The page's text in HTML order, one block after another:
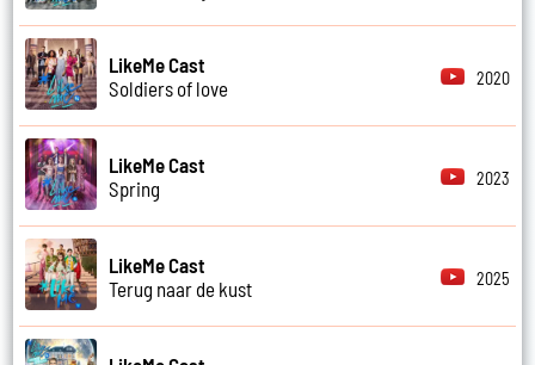
LikeMe Cast
Soldiers of love
2020
LikeMe Cast
Spring
2023
LikeMe Cast
Terug naar de kust
2025